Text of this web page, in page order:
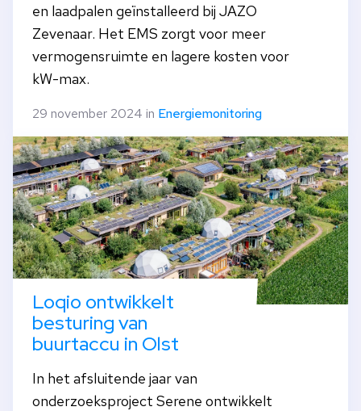
en laadpalen geïnstalleerd bij JAZO
Zevenaar. Het EMS zorgt voor meer
vermogensruimte en lagere kosten voor
kW-max.
29 november 2024 in Energiemonitoring
Loqio ontwikkelt
besturing van
buurtaccu in Olst
In het afsluitende jaar van
onderzoeksproject Serene ontwikkelt